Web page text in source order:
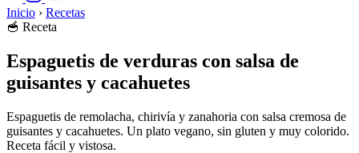
Inicio › Recetas
🥣 Receta
Espaguetis de verduras con salsa de
guisantes y cacahuetes
Espaguetis de remolacha, chirivía y zanahoria con salsa cremosa de
guisantes y cacahuetes. Un plato vegano, sin gluten y muy colorido.
Receta fácil y vistosa.